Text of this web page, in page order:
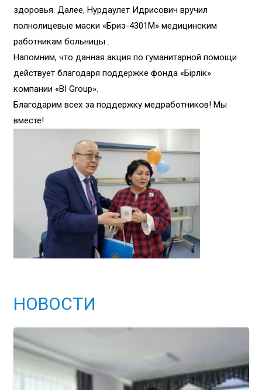
здоровья. Далее, Нурдаулет Идрисович вручил
полнолицевые маски «Бриз-4301М» медицинским
работникам больницы .
Напомним, что данная акция по гуманитарной помощи
действует благодаря поддержке фонда «Бірлік»
компании «BI Group».
Благодарим всех за поддержку медработников! Мы
вместе!
НОВОСТИ